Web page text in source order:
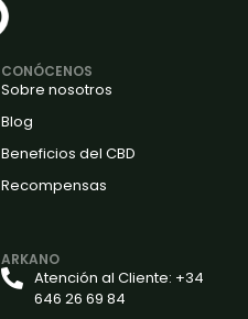
CONÓCENOS
Sobre nosotros
Blog
Beneficios del CBD
Recompensas
ARKANO
Atención al Cliente: +34
646 26 69 84